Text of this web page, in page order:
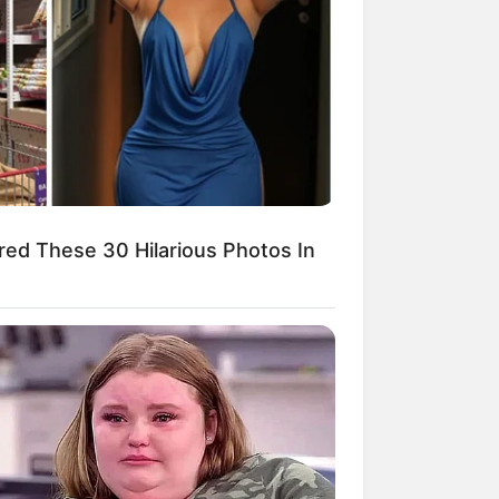
Ngakak, 10 Potret
Murah Pakai Bahan
Mainstream, 10 Cara
Barang Belanjaan
Warga Thailand
These 30 Hilarious Photos In